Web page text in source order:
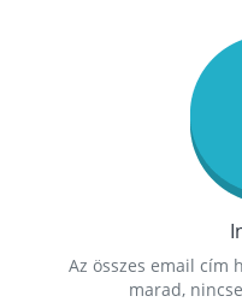
Az összes email cím
marad,